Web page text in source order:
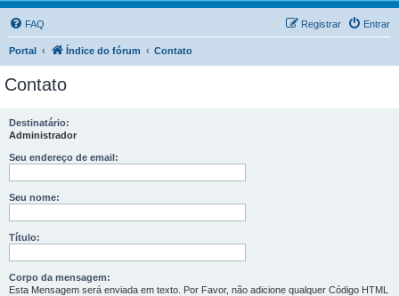
FAQ Entrar
Registrar
Portal Índice do fórum Contato
Contato
Destinatário:
Administrador
Seu endereço de email:
Seu nome:
Título:
Corpo da mensagem:
Esta Mensagem será enviada em texto. Por Favor, não adicione qualquer Código HTML